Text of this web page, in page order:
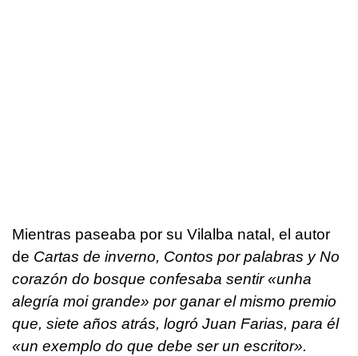
Mientras paseaba por su Vilalba natal, el autor
de Cartas de inverno, Contos por palabras y No
corazón do bosque confesaba sentir «unha
alegría moi grande» por ganar el mismo premio
que, siete años atrás, logró Juan Farias, para él
«un exemplo do que debe ser un escritor».